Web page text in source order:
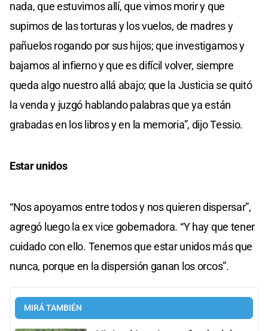
nada, que estuvimos allí, que vimos morir y que
supimos de las torturas y los vuelos, de madres y
pañuelos rogando por sus hijos; que investigamos y
bajamos al infierno y que es difícil volver, siempre
queda algo nuestro allá abajo; que la Justicia se quitó
la venda y juzgó hablando palabras que ya están
grabadas en los libros y en la memoria”, dijo Tessio.
Estar unidos
“Nos apoyamos entre todos y nos quieren dispersar”,
agregó luego la ex vice gobernadora. “Y hay que tener
cuidado con ello. Tenemos que estar unidos más que
nunca, porque en la dispersión ganan los orcos”.
MIRÁ TAMBIÉN